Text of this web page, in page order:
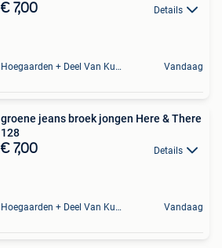
€ 7,00 Details
Hoegaarden + Deel Van Kumtich + Deel Van Tienen Vandaag
groene jeans broek jongen Here & There
128
€ 7,00 Details
Hoegaarden + Deel Van Kumtich + Deel Van Tienen Vandaag